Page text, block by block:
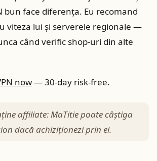
bun face diferenţa. Eu recomand
viteza lui și serverele regionale —
când verific shop‑uri din alte
now— 30‑day risk‑free.
affiliate: MaTitie poate câştiga
dacă achiziţionezi prin el.